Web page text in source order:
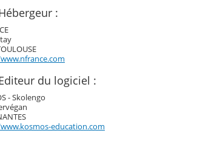
:
du logiciel :
- Skolengo
education.com